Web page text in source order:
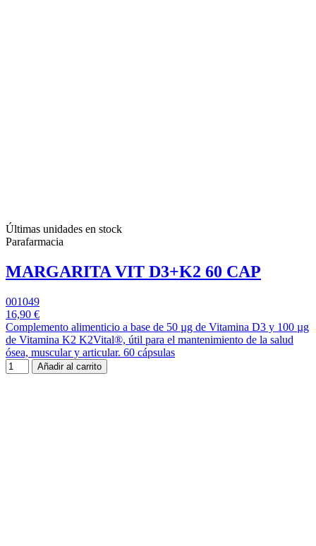
Últimas unidades en stock
Parafarmacia
MARGARITA VIT D3+K2 60 CAP
001049
16,90 €
Complemento alimenticio a base de 50 µg de Vitamina D3 y 100 µg
de Vitamina K2 K2Vital®, útil para el mantenimiento de la salud
ósea, muscular y articular. 60 cápsulas
Añadir al carrito